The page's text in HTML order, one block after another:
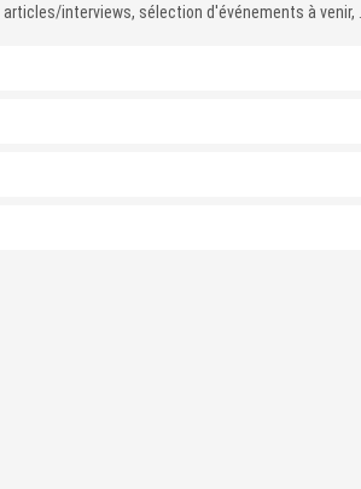
interviews, sélection d'événements à venir, ...